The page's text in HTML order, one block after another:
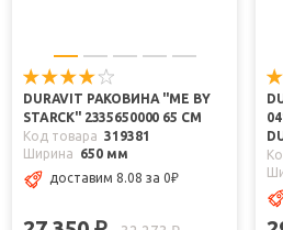
DURAVIT РАКОВИНА "ME BY
STARCK" 2335650000 65 СМ
Код товара 319381
Ширина
650 мм
доставим 8.08 за 0₽